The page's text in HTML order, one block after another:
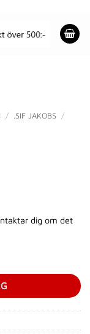
/ .SIF JAKOBS
/
dig om det